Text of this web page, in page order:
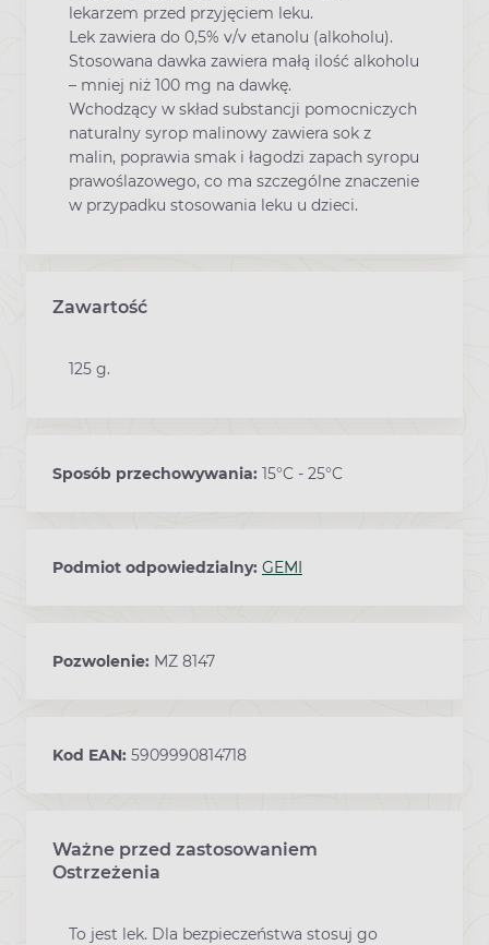
lekarzem przed przyjęciem leku.
Lek zawiera do 0,5% v/v etanolu (alkoholu).
Stosowana dawka zawiera małą ilość alkoholu
– mniej niż 100 mg na dawkę.
Wchodzący w skład substancji pomocniczych
naturalny syrop malinowy zawiera sok z
malin, poprawia smak i łagodzi zapach syropu
prawoślazowego, co ma szczególne znaczenie
w przypadku stosowania leku u dzieci.
Zawartość
125 g.
Sposób przechowywania: 15°C - 25°C
Podmiot odpowiedzialny: GEMI
Pozwolenie: MZ 8147
Kod EAN: 5909990814718
Ważne przed zastosowaniem
Ostrzeżenia
To jest lek. Dla bezpieczeństwa stosuj go